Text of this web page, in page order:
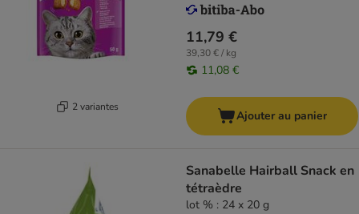
2 variantes
11,79 €
39,30 € / kg
11,08 €
Ajouter au panier
Sanabelle Hairball Snack en
tétraèdre
lot % : 24 x 20 g